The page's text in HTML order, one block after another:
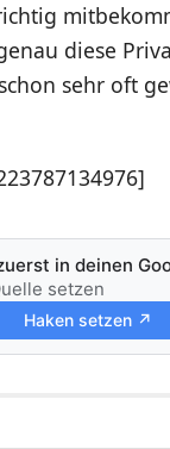
diese
sehr oft
in deinen
setzen
Haken setzen ↗